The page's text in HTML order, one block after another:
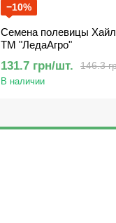
−10%
Семена полевицы
ТМ "ЛедаАгро"
146.3
131.7 грн/шт.
В наличии